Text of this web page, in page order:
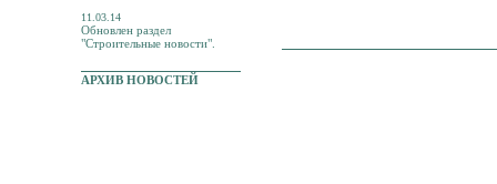
11.03.14
Обновлен раздел
"Строительные новости".
АРХИВ НОВОСТЕЙ